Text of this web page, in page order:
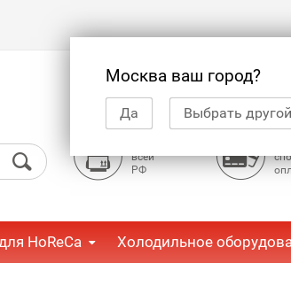
Москва ваш город?
Да Выбрать
всей
РФ
HoReCa Холодильное